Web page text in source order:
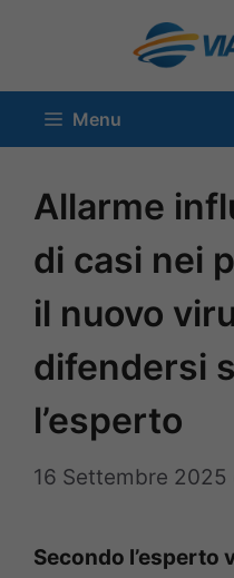
contenuto
Menu
Allarme
di casi nei
il nuovo
difendersi
l’esperto
16 Settembre 2025
Secondo l’esperto